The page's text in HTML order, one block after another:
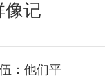
像记
：他们平